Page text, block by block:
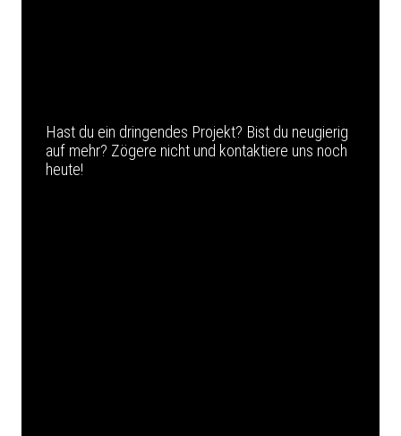
Hast du ein dringendes Projekt? Bist du neugierig
auf mehr? Zögere nicht und kontaktiere uns noch
heute!